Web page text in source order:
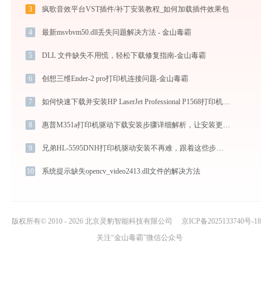
3 疯歌音效平台VST插件/补丁安装教程_如何加载插件效果包
4 最新msvbvm50.dll丢失问题解决方法 - 金山毒霸
5 DLL 文件缺失不用慌，轻松下载修复指南-金山毒霸
6 创想三维Ender-2 pro打印机连接问题-金山毒霸
7 如何快速下载并安装HP LaserJet Professional P1568打印机驱动：详细步骤解析
8 惠普M351a打印机驱动下载安装步骤详细解析，让安装更简单
9 兄弟HL-5595DNH打印机驱动安装不再难，跟着这些步骤一学就会
10 系统提示缺失opencv_video2413.dll文件的解决方法
版权所有© 2010 - 2026 北京灵豹智能科技有限公司
京ICP备2025133740号-18
关注“金山毒霸”微信公众号